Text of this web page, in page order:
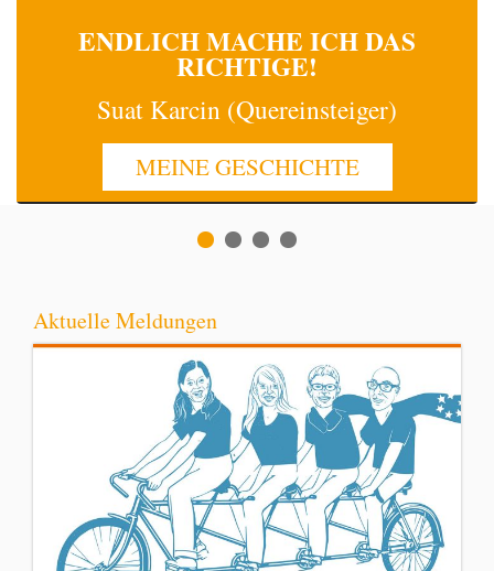
ENDLICH MACHE ICHDAS
RICHTIGE!
Suat Karcin (Quereinsteiger)
MEINE GESCHICHTE
Aktuelle Meldungen